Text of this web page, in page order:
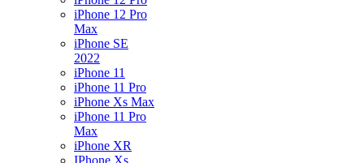
iPhone 12 Pro
Max
iPhone SE
2022
iPhone 11
iPhone 11 Pro
iPhone Xs Max
iPhone 11 Pro
Max
iPhone XR
IPhone Xs